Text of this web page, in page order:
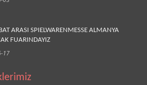
ARASI SPIELWARENMESSE ALMANYA
FUARINDAYIZ
17